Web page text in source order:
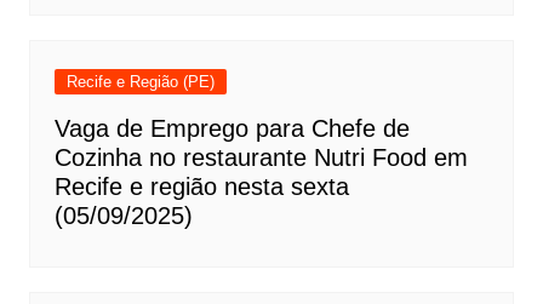
Recife e Região (PE)
Vaga de Emprego para Chefe de
Cozinha no restaurante Nutri Food em
Recife e região nesta sexta
(05/09/2025)